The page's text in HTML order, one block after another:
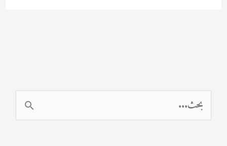
ل